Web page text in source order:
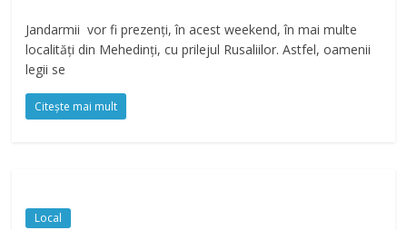
Jandarmii vor fi prezenți, în acest weekend, în mai multe
localități din Mehedinți, cu prilejul Rusaliilor. Astfel, oamenii
legii se
Citește mai mult
Local